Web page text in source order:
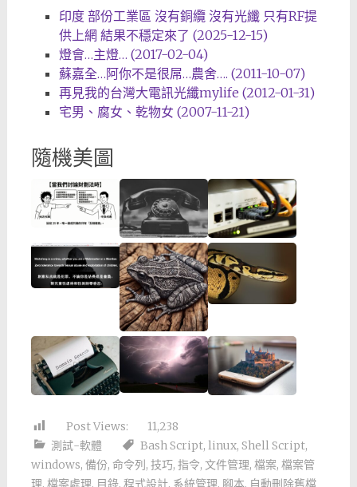
印度 部份工業區 沒有銅纜 沒有光纖 只有RF提
供上網 結果不穩定來了 (2025-12-15)
燈會…主燈… (2017-02-04)
蘇嘉全…阿你不是很屌…農舍…. (2011-10-07)
再見我的台灣大電訊光纖mylife (2012-01-31)
宅男、腐女、乾物女 (2007-11-21)
隨機美圖
Post Views:
11,238
測試-軟體
Bash Script, linux, Shell Script,
windows, 備份, 命令列, 技巧, 指令, 文件管理, 檔案, 檔案管
理, 檔案處理, 目錄, 程式設計, 系統管理, 腳本, 自動刪除舊檔